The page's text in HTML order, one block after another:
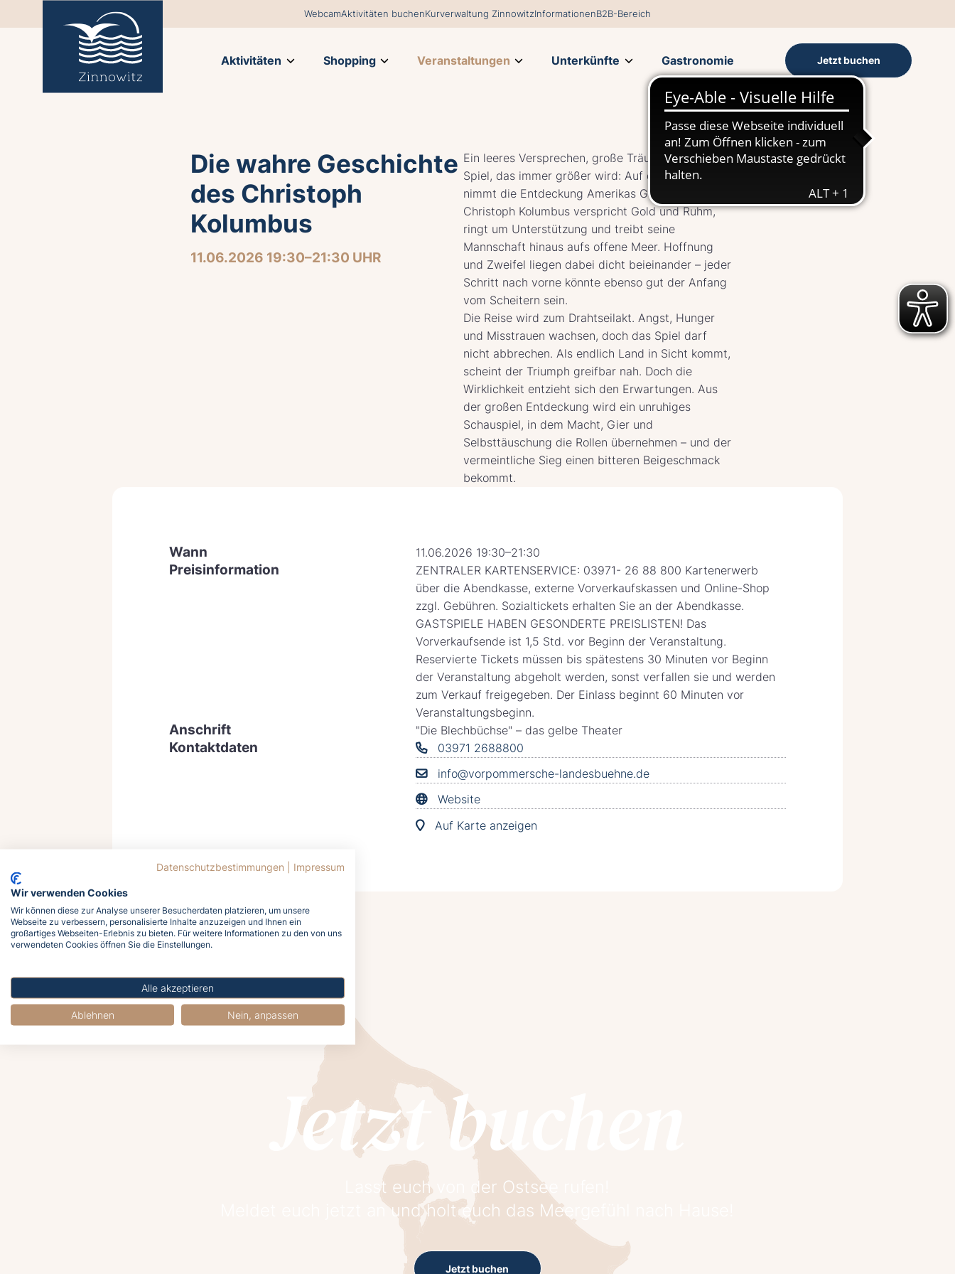
WebcamAktivitäten buchenKurverwaltung ZinnowitzInformationenB2B-Bereich
Aktivitäten Shopping Veranstaltungen Unterkünfte Gastronomie Jetzt buchen
11.06.2026 19:30–21:30 UHR
Die wahre Geschichte
des Christoph
Kolumbus
Ein leeres Versprechen, große Träume und ein
Spiel, das immer größer wird: Auf der Bühne
nimmt die Entdeckung Amerikas Gestalt an.
Christoph Kolumbus verspricht Gold und Ruhm,
ringt um Unterstützung und treibt seine
Mannschaft hinaus aufs offene Meer. Hoffnung
und Zweifel liegen dabei dicht beieinander – jeder
Schritt nach vorne könnte ebenso gut der Anfang
vom Scheitern sein.
Die Reise wird zum Drahtseilakt. Angst, Hunger
und Misstrauen wachsen, doch das Spiel darf
nicht abbrechen. Als endlich Land in Sicht kommt,
scheint der Triumph greifbar nah. Doch die
Wirklichkeit entzieht sich den Erwartungen. Aus
der großen Entdeckung wird ein unruhiges
Schauspiel, in dem Macht, Gier und
Selbsttäuschung die Rollen übernehmen – und der
vermeintliche Sieg einen bitteren Beigeschmack
bekommt.
Wann 11.06.2026 19:30–21:30
Preisinformation
ZENTRALER KARTENSERVICE: 03971- 26 88 800 Kartenerwerb
über die Abendkasse, externe Vorverkaufskassen und Online-Shop
zzgl. Gebühren. Sozialtickets erhalten Sie an der Abendkasse.
GASTSPIELE HABEN GESONDERTE PREISLISTEN! Das
Vorverkaufsende ist 1,5 Std. vor Beginn der Veranstaltung.
Reservierte Tickets müssen bis spätestens 30 Minuten vor Beginn
der Veranstaltung abgeholt werden, sonst verfallen sie und werden
zum Verkauf freigegeben. Der Einlass beginnt 60 Minuten vor
Veranstaltungsbeginn.
Anschrift "Die Blechbüchse" – das gelbe Theater
Kontaktdaten
03971 2688800
info@vorpommersche-landesbuehne.de
Website
Auf Karte anzeigen
Jetzt buchen
Lasst euch von der Ostsee rufen!
Meldet euch jetzt an und holt euch das Meergefühl nach Hause!
Jetzt buchen
Datenschutzbestimmungen Impressum
Wir verwenden Cookies
Wir können diese zur Analyse unserer Besucherdaten platzieren, um unsere
Webseite zu verbessern, personalisierte Inhalte anzuzeigen und Ihnen ein
großartiges Webseiten-Erlebnis zu bieten. Für weitere Informationen zu den von uns
verwendeten Cookies öffnen Sie die Einstellungen.
Alle akzeptieren
Ablehnen Nein, anpassen